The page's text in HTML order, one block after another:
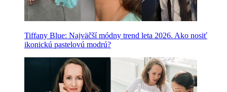
Tiffany Blue: Najväčší módny trend leta 2026. Ako nosiť
ikonickú pastelovú modrú?